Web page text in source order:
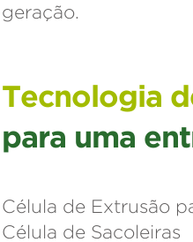
geração.
Tecnologia
para uma
Célula de Extrusão
Célula de Sacoleiras